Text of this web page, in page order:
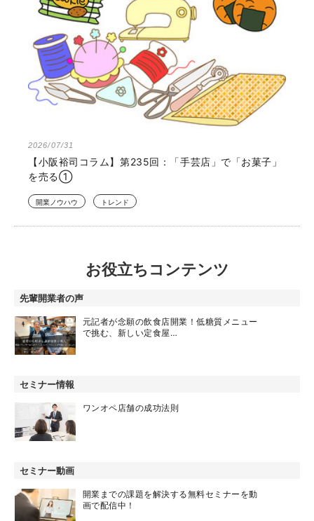
2026/07/31
【小阪裕司コラム】第235回：「手芸店」で「お菓子」
を売る①
開業ノウハウ トレンド
お役立ちコンテンツ
先輩開業者の声
元記者が念願の飲食店開業！低糖質メニュー
で挑む、新しい定食屋…
セミナー情報
ワンオペ店舗の成功法則
セミナー動画
開業までの課題を解決する無料セミナーを動
画で配信中！